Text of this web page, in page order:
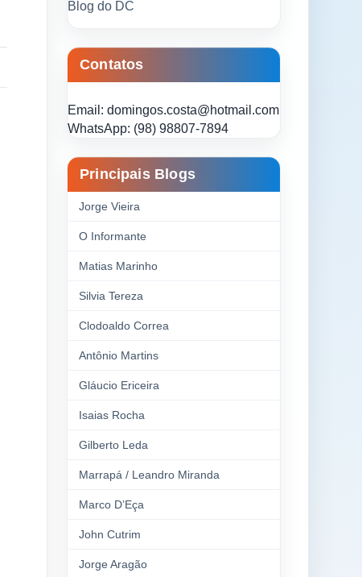
Blog do DC
Contatos
Email: domingos.costa@hotmail.com
WhatsApp: (98) 98807-7894
Principais Blogs
Jorge Vieira
O Informante
Matias Marinho
Silvia Tereza
Clodoaldo Correa
Antônio Martins
Gláucio Ericeira
Isaias Rocha
Gilberto Leda
Marrapá / Leandro Miranda
Marco D’Eça
John Cutrim
Jorge Aragão